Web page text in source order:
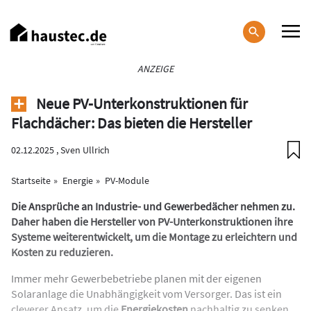
zum
Inhalt
ANZEIGE
Neue PV-Unterkonstruktionen für
Flachdächer: Das bieten die Hersteller
02.12.2025 ,Sven Ullrich
Startseite Energie PV-Module
Die Ansprüche an Industrie- und Gewerbedächer nehmen zu.
Daher haben die Hersteller von PV-Unterkonstruktionen ihre
Systeme weiterentwickelt, um die Montage zu erleichtern und
Kosten zu reduzieren.
Immer mehr Gewerbebetriebe planen mit der eigenen
Solaranlage die Unabhängigkeit vom Versorger. Das ist ein